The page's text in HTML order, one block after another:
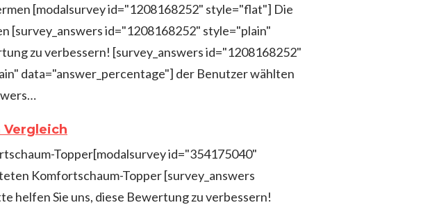
[modalsurvey id="1208168252" style="flat"] Die
[survey_answers id="1208168252" style="plain"
zu verbessern! [survey_answers id="1208168252"
data="answer_percentage"] der Benutzer wählten
Vergleich
Topper[modalsurvey id="354175040"
Komfortschaum-Topper [survey_answers
helfen Sie uns, diese Bewertung zu verbessern!